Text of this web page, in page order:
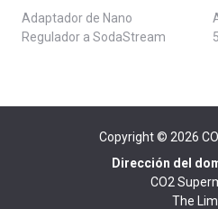
Adaptador de Nano
Regulador a SodaStream
Copyright © 2026
Dirección del
CO2
The